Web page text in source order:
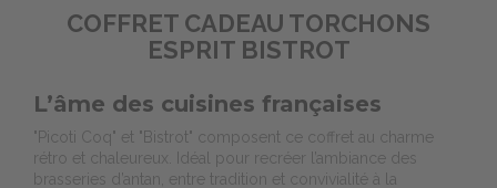
COFFRET CADEAU TORCHONS
ESPRIT BISTROT
L’âme des cuisines françaises
"Picoti Coq" et "Bistrot" composent ce coffret au charme
rétro et chaleureux. Idéal pour recréer l’ambiance des
brasseries d’antan, entre tradition et convivialité à la